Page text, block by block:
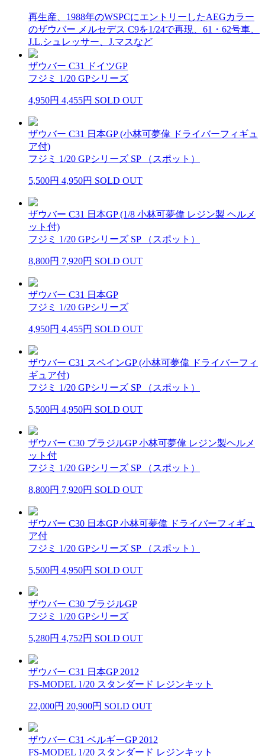
再生産、1988年のWSPCにエントリーしたAEGカラー
のザウバー メルセデス C9を1/24で再現、61・62号車、
J.L.シュレッサー、J.マスなど
ザウバー C31 ドイツGP
フジミ 1/20 GPシリーズ
4,950円 4,455円 SOLD OUT
ザウバー C31 日本GP (小林可夢偉 ドライバーフィギュ
ア付)
フジミ 1/20 GPシリーズ SP （スポット）
5,500円 4,950円 SOLD OUT
ザウバー C31 日本GP (1/8 小林可夢偉 レジン製 ヘルメ
ット付)
フジミ 1/20 GPシリーズ SP （スポット）
8,800円 7,920円 SOLD OUT
ザウバー C31 日本GP
フジミ 1/20 GPシリーズ
4,950円 4,455円 SOLD OUT
ザウバー C31 スペインGP (小林可夢偉 ドライバーフィ
ギュア付)
フジミ 1/20 GPシリーズ SP （スポット）
5,500円 4,950円 SOLD OUT
ザウバー C30 ブラジルGP 小林可夢偉 レジン製ヘルメ
ット付
フジミ 1/20 GPシリーズ SP （スポット）
8,800円 7,920円 SOLD OUT
ザウバー C30 日本GP 小林可夢偉 ドライバーフィギュ
ア付
フジミ 1/20 GPシリーズ SP （スポット）
5,500円 4,950円 SOLD OUT
ザウバー C30 ブラジルGP
フジミ 1/20 GPシリーズ
5,280円 4,752円 SOLD OUT
ザウバー C31 日本GP 2012
FS-MODEL 1/20 スタンダード レジンキット
22,000円 20,900円 SOLD OUT
ザウバー C31 ベルギーGP 2012
FS-MODEL 1/20 スタンダード レジンキット